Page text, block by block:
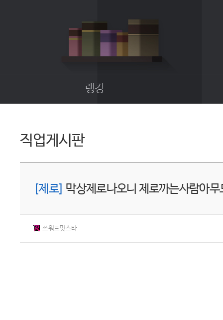
랭킹
직업게시판
[제로] 막상제로나오니 제로까는사람아무
쓰워드맛스타